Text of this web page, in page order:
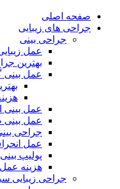
صفحه اصلی
جراحی های زیبایی
جراحی بینی
عمل
بهترین
عمل
عمل بینی
عمل بینی
جراحی
عمل
پولیپ بینی
هزینه عمل
جراحی زیبایی